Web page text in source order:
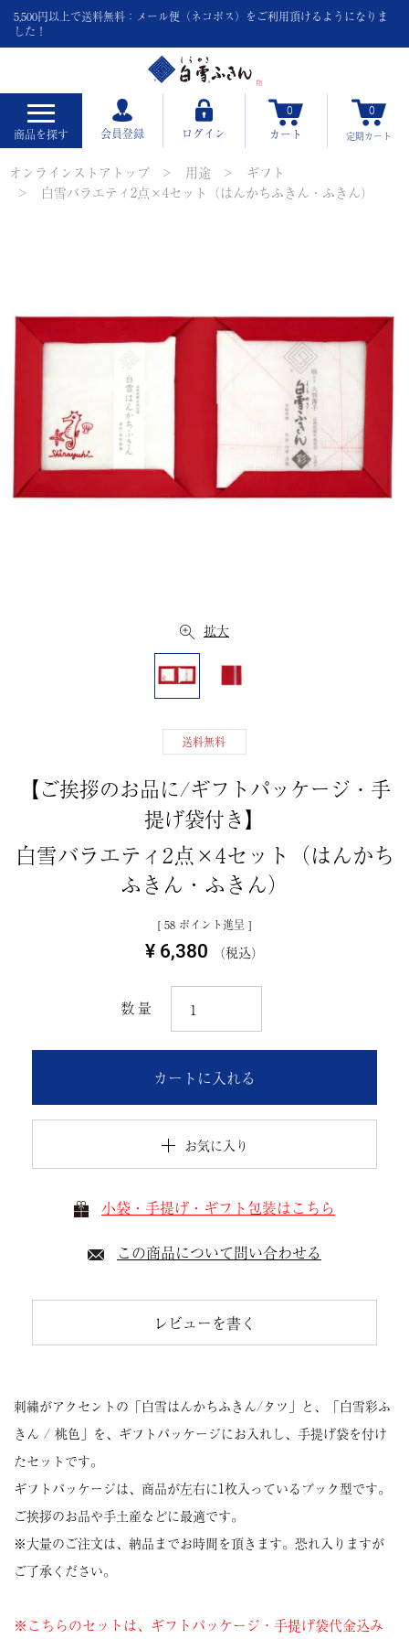
5,500円以上で送料無料：メール便（ネコポス）をご利用頂けるようになりま
した！
商品を探す 会員登録 ログイン
0
カート
0
定期カート
オンラインストアトップ 用途
ギフト
白雪バラエティ2点×4セット（はんかちふきん・ふきん）
拡大
送料無料
【ご挨拶のお品に/ギフトパッケージ・手
提げ袋付き】
白雪バラエティ2点×4セット（はんかち
ふきん・ふきん）
[ 58 ポイント進呈 ]
¥ 6,380 税込
お気に入り
カートに入れる
小袋・手提げ・ギフト包装はこちら
この商品について問い合わせる
レビューを書く
刺繍がアクセントの「白雪はんかちふきん/タツ」と、「白雪彩ふ
きん / 桃色」を、ギフトパッケージにお入れし、手提げ袋を付け
たセットです。
ギフトパッケージは、商品が左右に1枚入っているブック型です。
ご挨拶のお品や手土産などに最適です。
※大量のご注文は、納品までお時間を頂きます。恐れ入りますが
ご了承ください。
※こちらのセットは、ギフトパッケージ・手提げ袋代金込み